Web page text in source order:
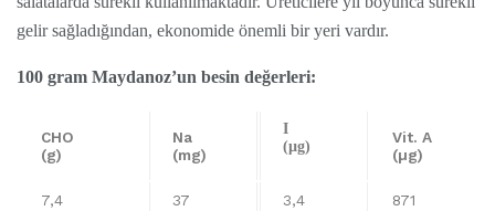
gelir sağladığından, ekonomide önemli bir yeri vardır.
100 gram Maydanoz’un besin değerleri:
CHO
(g)
Na
(mg)
I
(µg)
Vit. A
(µg)
7,4 37 3,4 871